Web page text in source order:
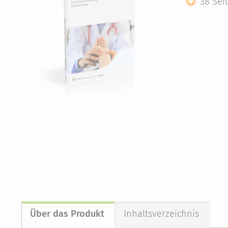
Über das Produkt Inhaltsverzeichnis